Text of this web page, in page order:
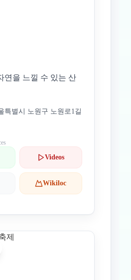
연을 느낄 수 있는 산
특별시 노원구 노원로1길
Videos
Wikiloc